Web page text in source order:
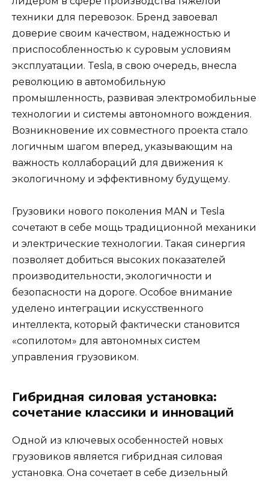
техники для перевозок. Бренд завоевал
доверие своим качеством, надежностью и
приспособленностью к суровым условиям
эксплуатации. Tesla, в свою очередь, внесла
революцию в автомобильную
промышленность, развивая электромобильные
технологии и системы автономного вождения.
Возникновение их совместного проекта стало
логичным шагом вперед, указывающим на
важность коллабораций для движения к
экологичному и эффективному будущему.
Грузовики нового поколения MAN и Tesla
сочетают в себе мощь традиционной механики
и электрические технологии. Такая синергия
позволяет добиться высоких показателей
производительности, экологичности и
безопасности на дороге. Особое внимание
уделено интеграции искусственного
интеллекта, который фактически становится
«сопилотом» для автономных систем
управления грузовиком.
Гибридная силовая установка:
сочетание классики и инноваций
Одной из ключевых особенностей новых
грузовиков является гибридная силовая
установка. Она сочетает в себе дизельный